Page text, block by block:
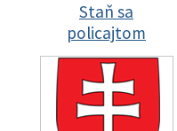
Staň sa
policajtom